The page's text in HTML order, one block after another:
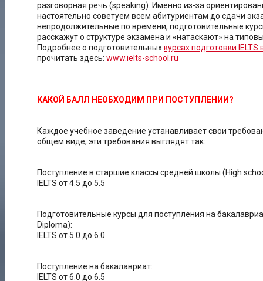
разговорная речь (speaking). Именно из-за
настоятельно советуем всем абитуриентам до сдачи
непродолжительные по времени, подготовительные
расскажут о структуре экзамена и «натаскают» на
Подробнее о подготовительныхкурсах подготовки IELTS
прочитать здесь: www.ielts-school.ru
КАКОЙ БАЛЛ НЕОБХОДИМ ПРИ ПОСТУПЛЕНИИ?
Каждое учебное заведение устанавливает свои
общем виде, эти требования выглядят так:
Поступление в старшие классы средней школы (High
IELTS от 4.5 до 5.5
Подготовительные курсы для поступления на
Diploma):
IELTS от 5.0 до 6.0
Поступление на бакалавриат:
IELTS от 6.0 до 6.5